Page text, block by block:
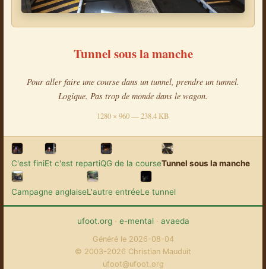
Tunnel sous la manche
Pour aller faire une course dans un tunnel, prendre un tunnel.
Logique. Pas trop de monde dans le wagon.
1280 × 960 — 238.4 KB
C'est finiEt c'est repartiQG de la courseTunnel sous la manche
Campagne anglaiseL'autre entréeLe tunnel
ufoot.org· e-mental· avaeda
Généré le 2026-08-04
© 2003-2026 Christian Mauduit
ufoot@ufoot.org